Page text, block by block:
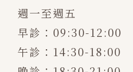
週一至週五
早診：09:30-12:00
午診：14:30-18:00